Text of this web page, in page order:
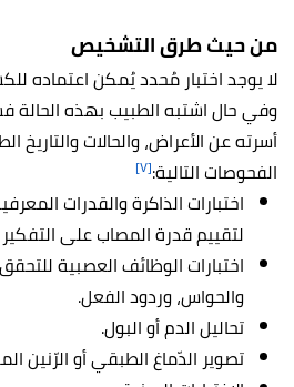
من حيث طرق التشخيص
لا يوجد اختبار مُحدد يُمكن اعتماده
وفي حال اشتبه الطبيب بهذه الحالة
أسرته عن الأعراض، والحالات والتاريخ
الفحوصات التالية:[٧]
اختبارات الذاكرة والقدرات
لتقييم قدرة المصاب على التفكير
اختبارات الوظائف العصبية
والحواس، وردود الفعل.
تحاليل الدم أو البول.
تصوير الدّماغ الطبقي أو الرّنين